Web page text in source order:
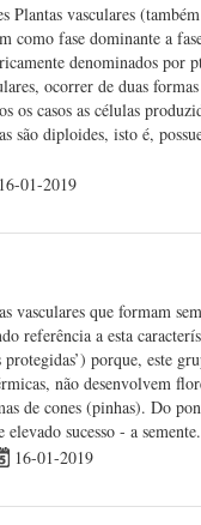
Plantas vasculares
como fase dominante a
denominados
ocorrer de duas
os casos as células
são diploides, isto é,
16-01-2019
vasculares que formam
referência a esta
protegidas’) porque, este
não desenvolvem
de cones (pinhas). Do
sucesso - a
16-01-2019